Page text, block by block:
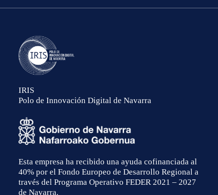
IRIS
Polo de Innovación Digital de Navarra
Esta empresa ha recibido una ayuda cofinanciada al
40% por el Fondo Europeo de Desarrollo Regional a
través del Programa Operativo FEDER 2021 – 2027
de Navarra.